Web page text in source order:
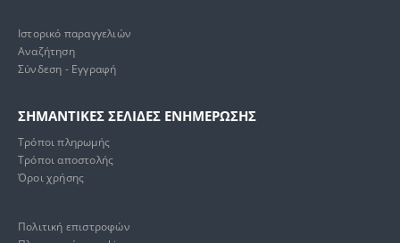
Ιστορικό παραγγελιών
Αναζήτηση
Σύνδεση - Εγγραφή
ΣΗΜΑΝΤΙΚΕΣ ΣΕΛΙΔΕΣ ΕΝΗΜΕΡΩΣΗΣ
Τρόποι πληρωμής
Τρόποι αποστολής
Όροι χρήσης
Πολιτική επιστροφών